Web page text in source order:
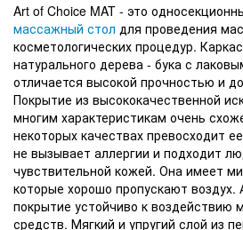
Art of Choice MAT - это
массажный стол для проведения
косметологических процедур.
натурального дерева - бука с
отличается высокой прочностью и
Покрытие из высококачественной
многим характеристикам очень
некоторых качествах превосходит
не вызывает аллергии и подходит
чувствительной кожей. Она имеет
которые хорошо пропускают воздух.
покрытие устойчиво к воздействию
средств. Мягкий и упругий слой из